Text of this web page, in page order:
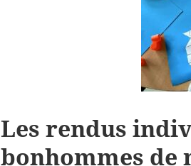
Les rendus
bonhommes de